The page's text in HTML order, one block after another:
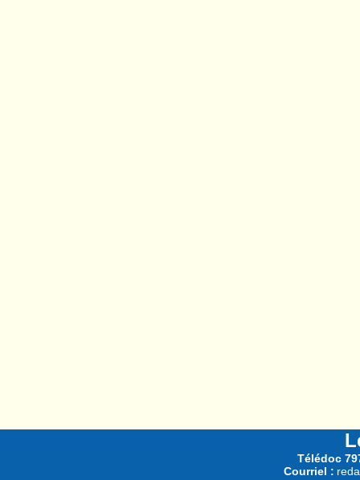
Télédoc
Courriel :